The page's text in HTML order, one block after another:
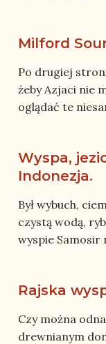
Milford
Po drugiej
żeby Azjaci nie
oglądać te
Wyspa,
Indonezja.
Był wybuch,
czystą wodą,
wyspie Samosir
Rajska
Czy można
drewnianym